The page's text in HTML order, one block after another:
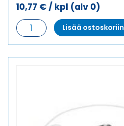
10,77 € / kpl (alv 0)
KANSI
KANSI
määrä
Lisää ostoskoriin